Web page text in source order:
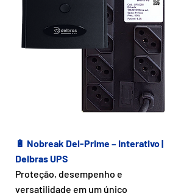
🔋 Nobreak Del-Prime – Interativo |
Delbras UPS
Proteção, desempenho e
versatilidade em um único